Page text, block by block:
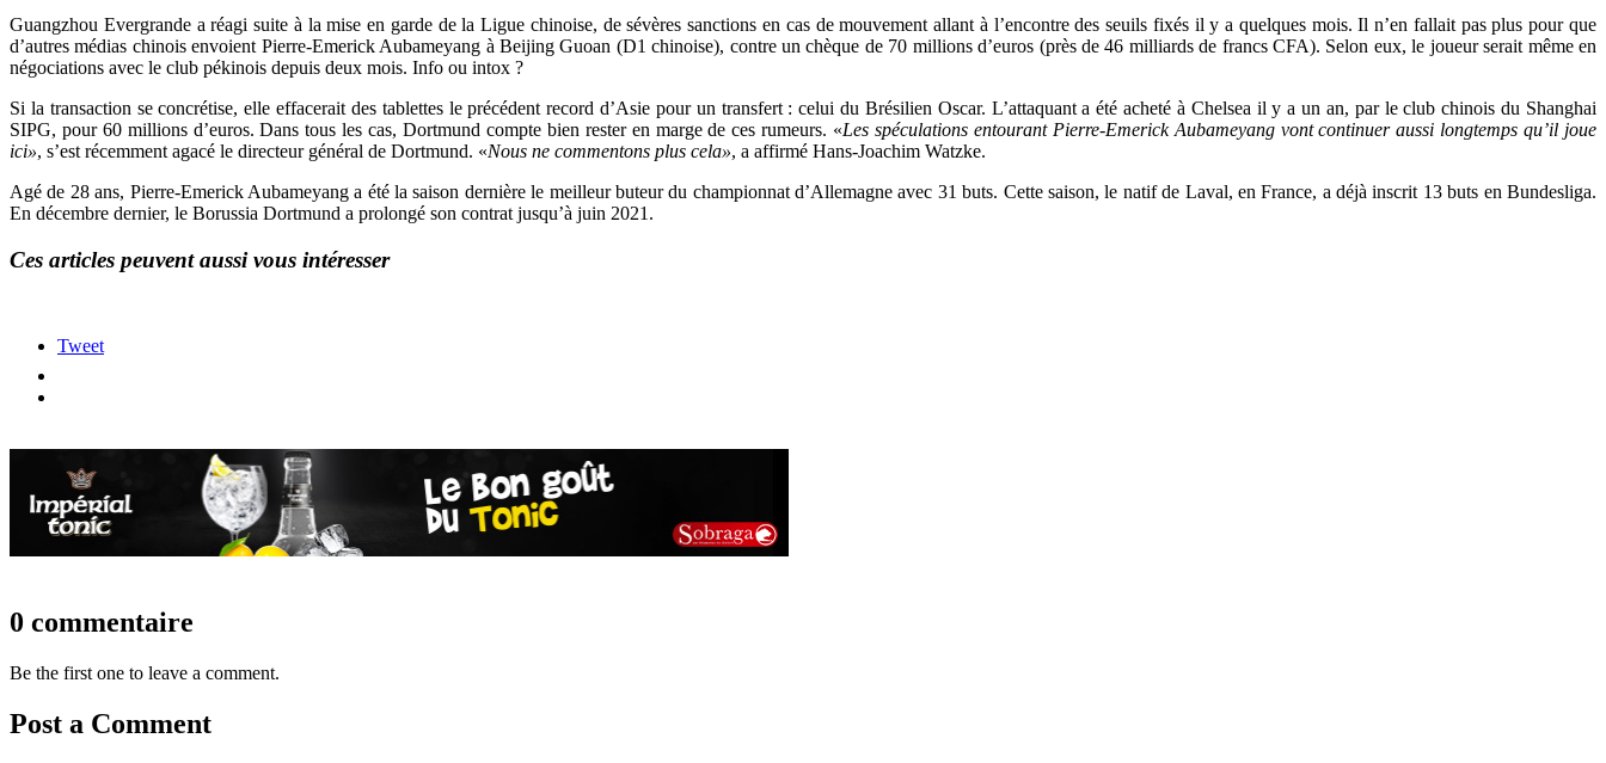
Guangzhou Evergrande a réagi suite à la mise en garde de la Ligue chinoise, de sévères sanctions en cas de mouvement allant à l’encontre des seuils fixés il y a quelques mois. Il n’en fallait pas plus pour que
d’autres médias chinois envoient Pierre-Emerick Aubameyang à Beijing Guoan (D1 chinoise), contre un chèque de 70 millions d’euros (près de 46 milliards de francs CFA). Selon eux, le joueur serait même en
négociations avec le club pékinois depuis deux mois. Info ou intox ?
Si la transaction se concrétise, elle effacerait des tablettes le précédent record d’Asie pour un transfert : celui du Brésilien Oscar. L’attaquant a été acheté à Chelsea il y a un an, par le club chinois du Shanghai
SIPG, pour 60 millions d’euros. Dans tous les cas, Dortmund compte bien rester en marge de ces rumeurs. «Les spéculations entourant Pierre-Emerick Aubameyang vont continuer aussi longtemps qu’il joue
ici», s’est récemment agacé le directeur général de Dortmund. «Nous ne commentons plus cela», a affirmé Hans-Joachim Watzke.
Agé de 28 ans, Pierre-Emerick Aubameyang a été la saison dernière le meilleur buteur du championnat d’Allemagne avec 31 buts. Cette saison, le natif de Laval, en France, a déjà inscrit 13 buts en Bundesliga.
En décembre dernier, le Borussia Dortmund a prolongé son contrat jusqu’à juin 2021.
Ces articles peuvent aussi vous intéresser
Tweet
0 commentaire
Be the first one to leave a comment.
Post a Comment